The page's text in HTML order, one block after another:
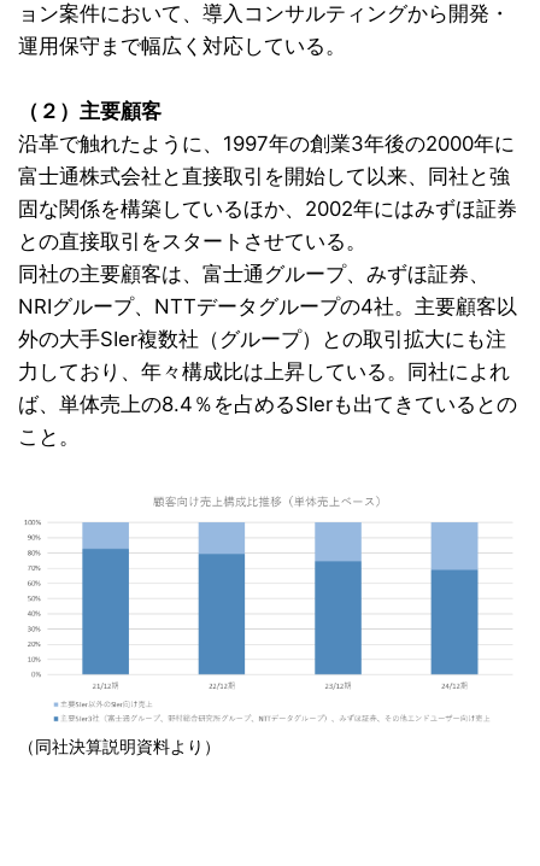
ョン案件において、導入コンサルティングから開発・
運用保守まで幅広く対応している。
（２）主要顧客
沿革で触れたように、1997年の創業3年後の2000年に
富士通株式会社と直接取引を開始して以来、同社と強
固な関係を構築しているほか、2002年にはみずほ証券
との直接取引をスタートさせている。
同社の主要顧客は、富士通グループ、みずほ証券、
NRIグループ、NTTデータグループの4社。主要顧客以
外の大手SIer複数社（グループ）との取引拡大にも注
力しており、年々構成比は上昇している。同社によれ
ば、単体売上の8.4％を占めるSIerも出てきているとの
こと。
（同社決算説明資料より）